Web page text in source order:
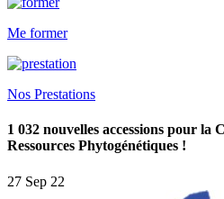
Me former
Nos Prestations
1 032 nouvelles accessions pour la
Ressources Phytogénétiques !
27 Sep 22